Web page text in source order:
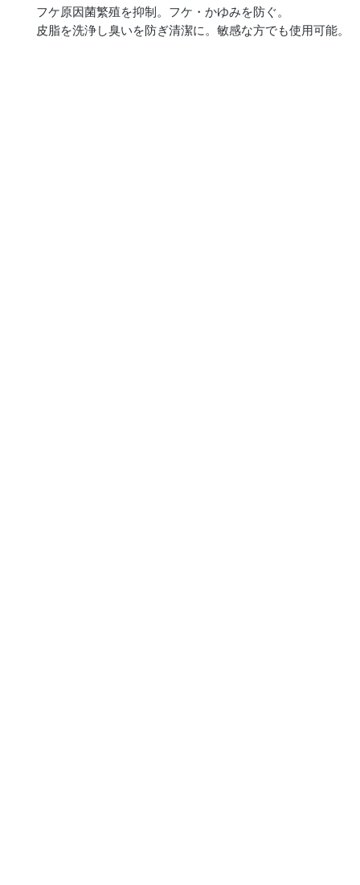
フケ原因菌繁殖を抑制。フケ・かゆみを防ぐ。
皮脂を洗浄し臭いを防ぎ清潔に。敏感な方でも使用可能。